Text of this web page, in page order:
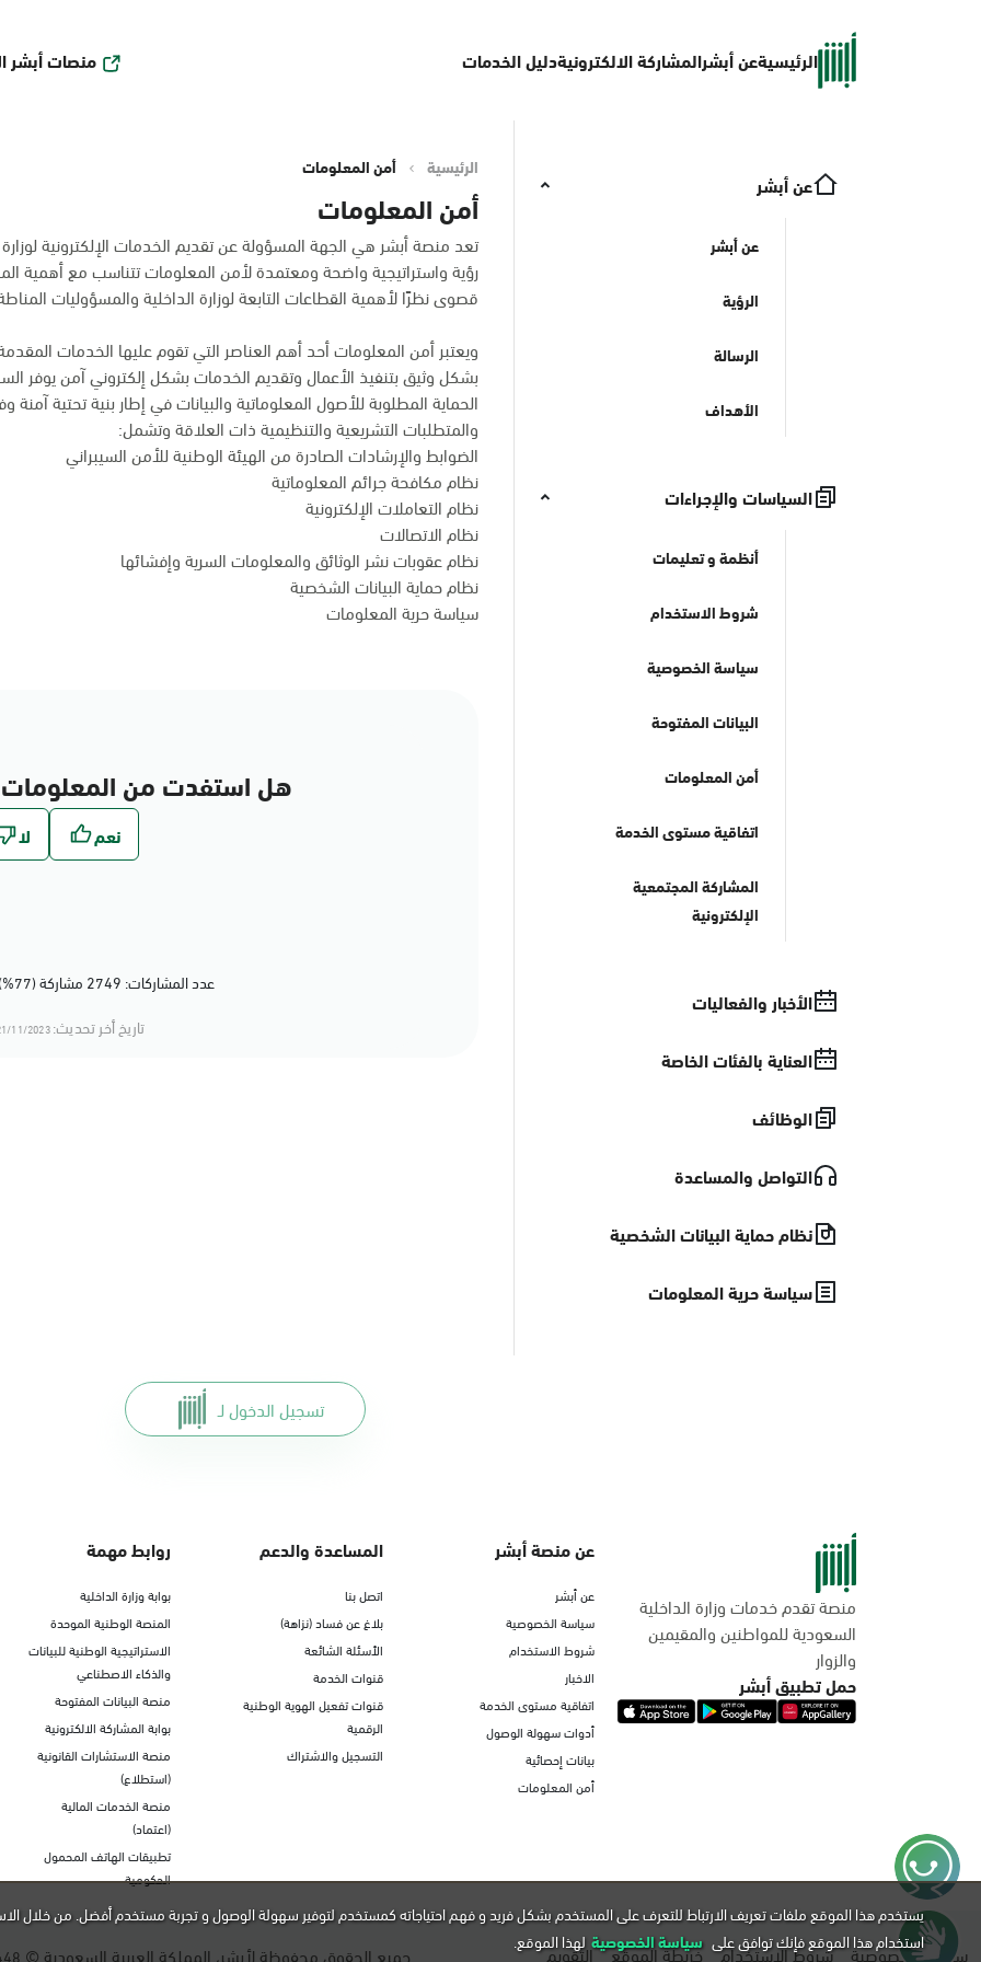
الرئيسيةعن أبشرالمشاركة الالكترونيةدليل الخدمات منصات أبشر
عن أبشر
عن أبشر
الرؤية
الرسالة
الأهداف
السياسات والإجراءات
أنظمة و تعليمات
شروط الاستخدام
سياسة الخصوصية
البيانات المفتوحة
أمن المعلومات
اتفاقية مستوى الخدمة
المشاركة المجتمعية
الإلكترونية
الأخبار والفعاليات
العناية بالفئات الخاصة
الوظائف
التواصل والمساعدة
نظام حماية البيانات الشخصية
سياسة حرية المعلومات
الرئيسية أمن المعلومات
أمن المعلومات
تعد منصة أبشر هي الجهة المسؤولة عن تقديم الخدمات الإلكترونية
رؤية واستراتيجية واضحة ومعتمدة لأمن المعلومات تتناسب مع أهمية
قصوى نظرًا لأهمية القطاعات التابعة لوزارة الداخلية والمسؤوليات
ويعتبر أمن المعلومات أحد أهم العناصر التي تقوم عليها الخدمات
بشكل وثيق بتنفيذ الأعمال وتقديم الخدمات بشكل إلكتروني آمن يوفر
الحماية المطلوبة للأصول المعلوماتية والبيانات في إطار بنية تحتية آمنة
والمتطلبات التشريعية والتنظيمية ذات العلاقة وتشمل:
الضوابط والإرشادات الصادرة من الهيئة الوطنية للأمن السيبراني
نظام مكافحة جرائم المعلوماتية
نظام التعاملات الإلكترونية
نظام الاتصالات
نظام عقوبات نشر الوثائق والمعلومات السرية وإفشائها
نظام حماية البيانات الشخصية
سياسة حرية المعلومات
هل استفدت من
عدد المشاركات: 2749 مشاركة (77%) أعجبهم المحتوى
تاريخ أخر تحديث:11/2023 18:11
تسجيل الدخول لـ
منصة تقدم خدمات وزارة الداخلية
السعودية للمواطنين والمقيمين
والزوار
حمل تطبيق أبشر
عن منصة أبشر
عن أبشر
سياسة الخصوصية
شروط الاستخدام
الاخبار
اتفاقية مستوى الخدمة
أدوات سهولة الوصول
بيانات إحصائية
أمن المعلومات
المساعدة والدعم
اتصل بنا
بلاغ عن فساد (نزاهة)
الأسئلة الشائعة
قنوات الخدمة
قنوات تفعيل الهوية الوطنية
الرقمية
التسجيل والاشتراك
روابط مهمة
بوابة وزارة الداخلية
المنصة الوطنية الموحدة
الاستراتيجية الوطنية للبيانات
والذكاء الاصطناعي
منصة البيانات المفتوحة
بوابة المشاركة الالكترونية
منصة الاستشارات القانونية
(استطلاع)
منصة الخدمات المالية
(اعتماد)
تطبيقات الهاتف المحمول
الحكومية
سياسة الخصوصية شروط الاستخدام خريطة الموقع التقويم جميع الحقوق محفوظة لأبشر، المملكة العربية السعودية ©
يستخدم هذا الموقع ملفات تعريف الارتباط للتعرف على المستخدم بشكل فريد و فهم احتياجاته كمستخدم لتوفير سهولة الوصول و تجربة مستخدم أفضل. من خلال
استخدام هذا الموقع فإنك توافق على سياسة الخصوصية لهذا الموقع.